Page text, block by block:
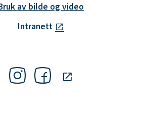
av bilde og video
Intranett